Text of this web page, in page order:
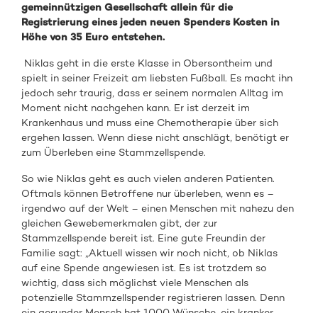
gemeinnützigen Gesellschaft allein für die
Registrierung eines jeden neuen Spenders Kosten in
Höhe von 35 Euro entstehen.
Niklas geht in die erste Klasse in Obersontheim und
spielt in seiner Freizeit am liebsten Fußball. Es macht ihn
jedoch sehr traurig, dass er seinem normalen Alltag im
Moment nicht nachgehen kann. Er ist derzeit im
Krankenhaus und muss eine Chemotherapie über sich
ergehen lassen. Wenn diese nicht anschlägt, benötigt er
zum Überleben eine Stammzellspende.
So wie Niklas geht es auch vielen anderen Patienten.
Oftmals können Betroffene nur überleben, wenn es –
irgendwo auf der Welt – einen Menschen mit nahezu den
gleichen Gewebemerkmalen gibt, der zur
Stammzellspende bereit ist. Eine gute Freundin der
Familie sagt: „Aktuell wissen wir noch nicht, ob Niklas
auf eine Spende angewiesen ist. Es ist trotzdem so
wichtig, dass sich möglichst viele Menschen als
potenzielle Stammzellspender registrieren lassen. Denn